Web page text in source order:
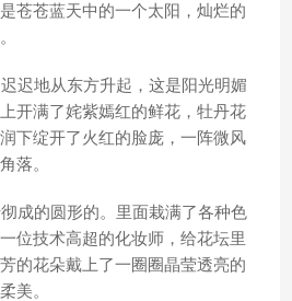
苍苍蓝天中的一个太阳，灿烂的
迟地从东方升起，这是阳光明媚
开满了姹紫嫣红的鲜花，牡丹花
下绽开了火红的脸庞，一阵微风
落。
成的圆形的。里面栽满了各种色
位技术高超的化妆师，给花坛里
的花朵戴上了一圈圈晶莹透亮的
美。